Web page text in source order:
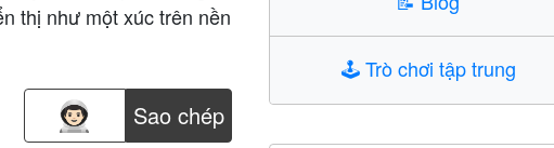
thị như một xúc trên nền
Sao chép
🕹️Trò chơi tập trung